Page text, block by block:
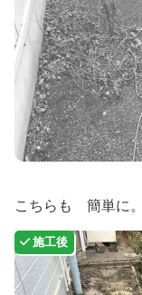
こちらも 簡単に。